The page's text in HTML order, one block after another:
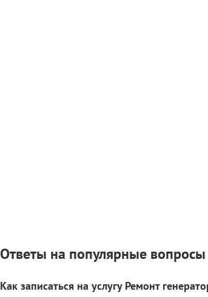
Ответы на популярные вопросы
Как записаться на услугу Ремонт